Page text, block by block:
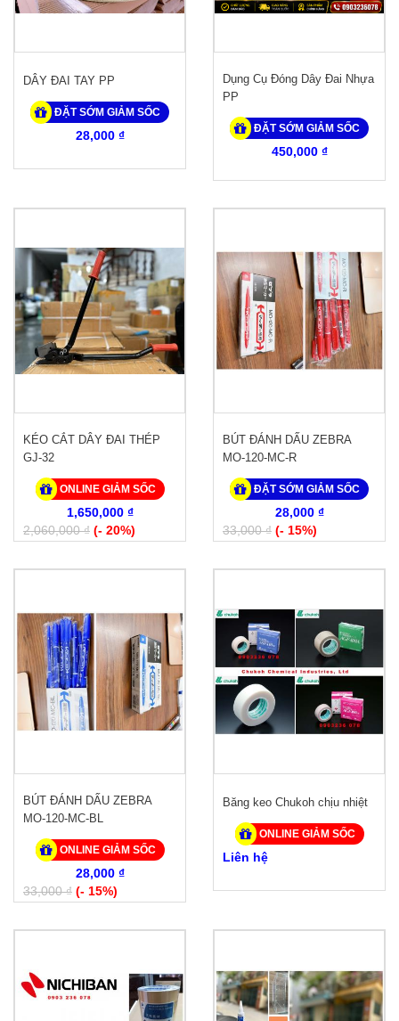
DÂY ĐAI TAY PP
ĐẶT SỚM GIẢM SỐC
28,000 ₫
Dụng Cụ Đóng Dây Đai Nhựa
PP
ĐẶT SỚM GIẢM SỐC
450,000 ₫
KÉO CẮT DÂY ĐAI THÉP
GJ-32
ONLINE GIẢM SỐC
1,650,000 ₫
2,060,000 ₫ (- 20%)
BÚT ĐÁNH DẤU ZEBRA
MO-120-MC-R
ĐẶT SỚM GIẢM SỐC
28,000 ₫
33,000 ₫ (- 15%)
BÚT ĐÁNH DẤU ZEBRA
MO-120-MC-BL
ONLINE GIẢM SỐC
28,000 ₫
33,000 ₫ (- 15%)
Băng keo Chukoh chịu nhiệt
ONLINE GIẢM SỐC
Liên hệ